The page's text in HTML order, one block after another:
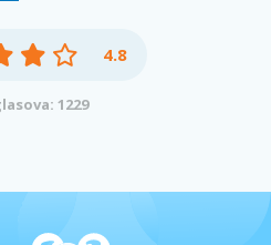
4.8
1229